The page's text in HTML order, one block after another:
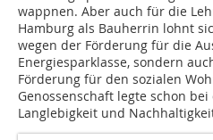
wappnen. Aber auch für die
Hamburg als Bauherrin lohnt
wegen der Förderung für die
Energiesparklasse, sondern
Förderung für den sozialen
Genossenschaft legte schon
Langlebigkeit und